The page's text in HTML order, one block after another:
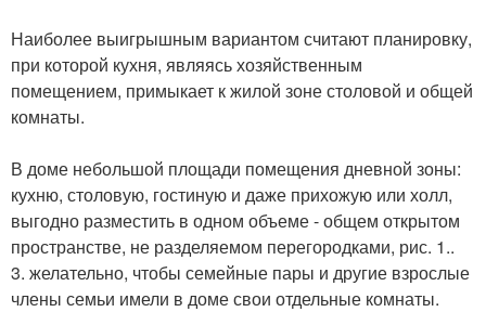
Наиболее выигрышным вариантом считают планировку,
при которой кухня, являясь хозяйственным
помещением, примыкает к жилой зоне столовой и общей
комнаты.
В доме небольшой площади помещения дневной зоны:
кухню, столовую, гостиную и даже прихожую или холл,
выгодно разместить в одном объеме - общем открытом
пространстве, не разделяемом перегородками, рис. 1..
3. желательно, чтобы семейные пары и другие взрослые
члены семьи имели в доме свои отдельные комнаты.